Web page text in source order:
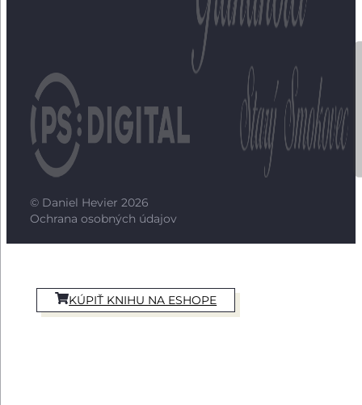
© Daniel Hevier 2026
Ochrana osobných údajov
KÚPIŤ KNIHU NA ESHOPE